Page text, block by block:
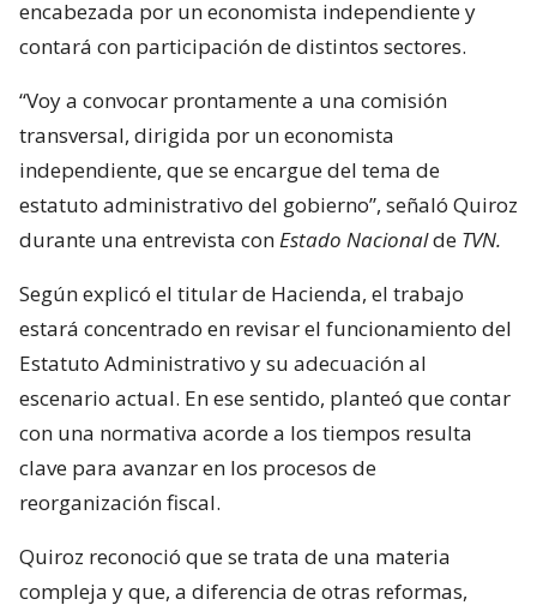
encabezada por un economista independiente y
contará con participación de distintos sectores.
“Voy a convocar prontamente a una comisión
transversal, dirigida por un economista
independiente, que se encargue del tema de
estatuto administrativo del gobierno”, señaló Quiroz
durante una entrevista conEstado Nacionalde TVN.
Según explicó el titular de Hacienda, el trabajo
estará concentrado en revisar el funcionamiento del
Estatuto Administrativo y su adecuación al
escenario actual. En ese sentido, planteó que contar
con una normativa acorde a los tiempos resulta
clave para avanzar en los procesos de
reorganización fiscal.
Quiroz reconoció que se trata de una materia
compleja y que, a diferencia de otras reformas,